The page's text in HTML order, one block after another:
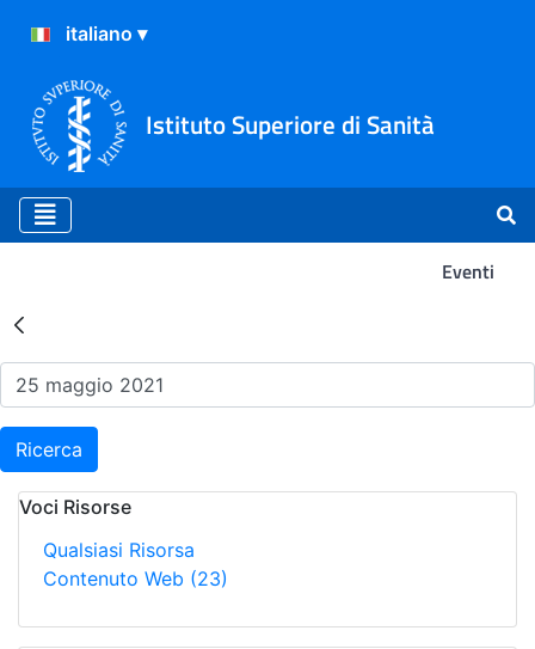
Istituto Superiore di Sanità
Eventi
Risultati della Ricerca -
Ricerca
Voci Risorse
Qualsiasi Risorsa
Contenuto Web (23)